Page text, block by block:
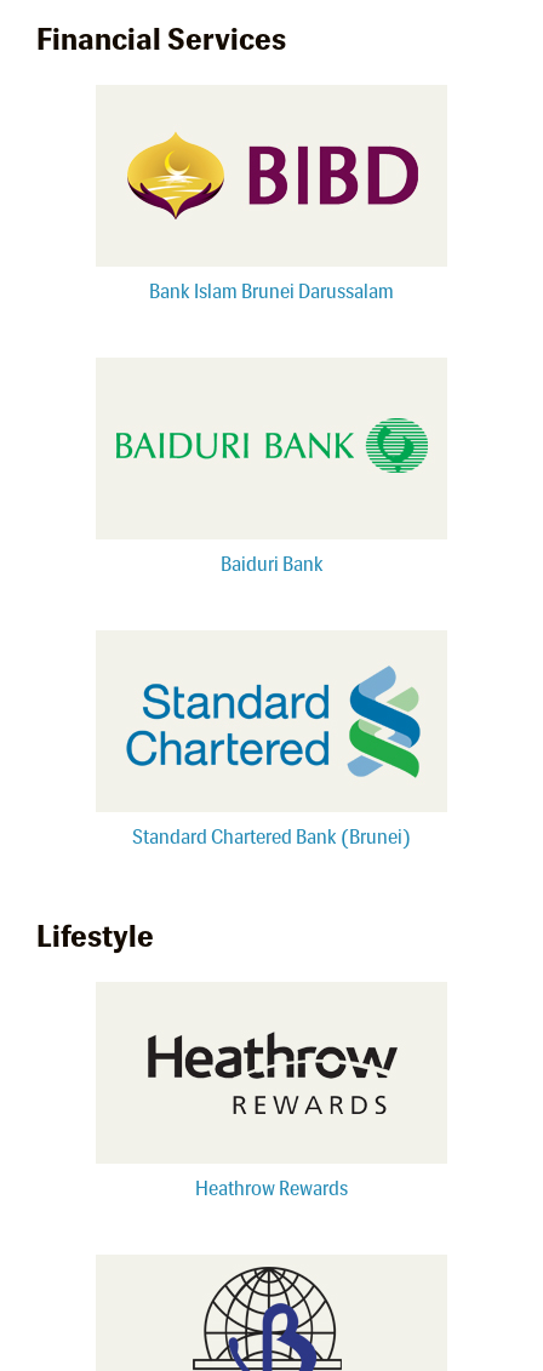
Financial Services
Bank Islam Brunei Darussalam
Baiduri Bank
Standard Chartered Bank (Brunei)
Lifestyle
Heathrow Rewards